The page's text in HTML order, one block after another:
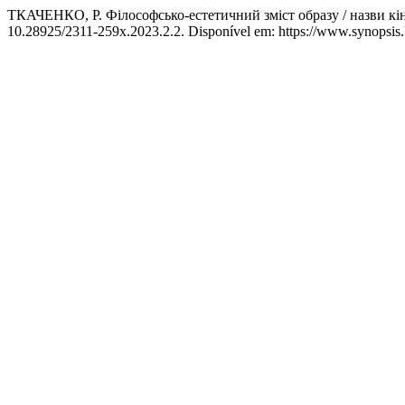
ТКАЧЕНКО, Р. Філософсько-естетичний зміст образу / назви
10.28925/2311-259x.2023.2.2. Disponível em: https://